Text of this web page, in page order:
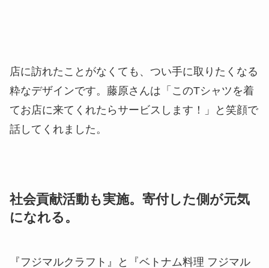
粋なデザインです。藤原さんは「このTシャツを着
てお店に来てくれたらサービスします！」と笑顔で
話してくれました。
になれる。
サイゴンプロパガンダ』では、生理の貧困、ひとり